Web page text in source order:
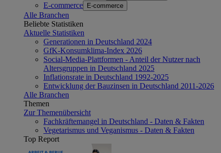
E-commerce E-commerce
Alle Branchen
Beliebte Statistiken
Aktuelle Statistiken
Generationen in Deutschland 2024
GfK-Konsumklima-Index 2026
Social-Media-Plattformen - Anteil der Nutzer nach
Altersgruppen in Deutschland 2025
Inflationsrate in Deutschland 1992-2025
Entwicklung der Bauzinsen in Deutschland 2011-2026
Alle Branchen
Themen
Zur Themenübersicht
Fachkräftemangel in Deutschland - Daten & Fakten
Vegetarismus und Veganismus - Daten & Fakten
Top Report